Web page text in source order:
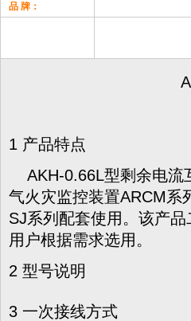
品 牌：
1 产品特点
AKH-0.66L型剩余电流
气火灾监控装置ARCM系
SJ系列配套使用。该产
用户根据需求选用。
2 型号说明
3 一次接线方式